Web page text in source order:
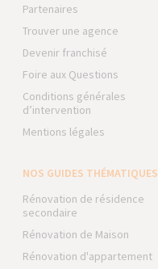
Partenaires
Trouver une agence
Devenir franchisé
Foire aux Questions
Conditions générales
d’intervention
Mentions légales
NOS GUIDES THÉMATIQUES
Rénovation de résidence
secondaire
Rénovation de Maison
Rénovation d'appartement